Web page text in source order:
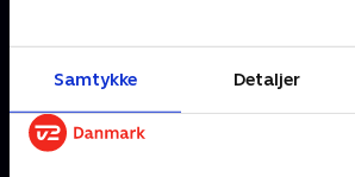
Samtykke Detaljer
Kræver tilkøb